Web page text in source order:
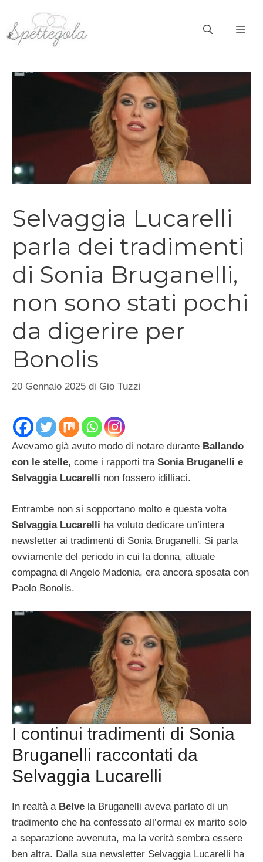
contenuto
Selvaggia Lucarelli
parla dei tradimenti
di Sonia Bruganelli,
non sono stati pochi
da digerire per
Bonolis
20 Gennaio 2025 di Gio Tuzzi
Avevamo già avuto modo di notare durante Ballando
con le stelle, come i rapporti tra Sonia Bruganelli e
Selvaggia Lucarelli non fossero idilliaci.
Entrambe non si sopportano molto e questa volta
Selvaggia Lucarelli ha voluto dedicare un’intera
newsletter ai tradimenti di Sonia Bruganelli. Si parla
ovviamente del periodo in cui la donna, attuale
compagna di Angelo Madonia, era ancora sposata con
Paolo Bonolis.
I continui tradimenti di Sonia
Bruganelli raccontati da
Selvaggia Lucarelli
In realtà aBelve la Bruganelli aveva parlato di un
tradimento che ha confessato all’ormai ex marito solo
a separazione avvenuta, ma la verità sembra essere
ben altra. Dalla sua newsletter Selvaggia Lucarelli ha